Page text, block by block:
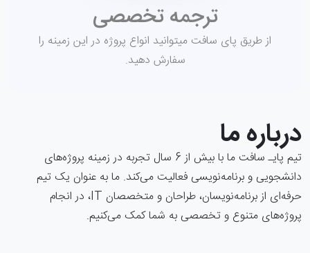
ترجمه تخصصی
از طریق پای سافت میتوانید انواع پروژه در این زمینه را
سفارش دهید.
درباره ما
تیم پایـ سافت ما با بیش از 6 سال تجربه در زمینه پروژه‌های
دانشجویی و برنامه‌نویسی فعالیت می‌کند. ما به عنوان یک تیم
حرفه‌ای از برنامه‌نویسان، طراحان و متخصصان IT، در انجام
پروژه‌های متنوع و تخصصی به شما کمک می‌کنیم.